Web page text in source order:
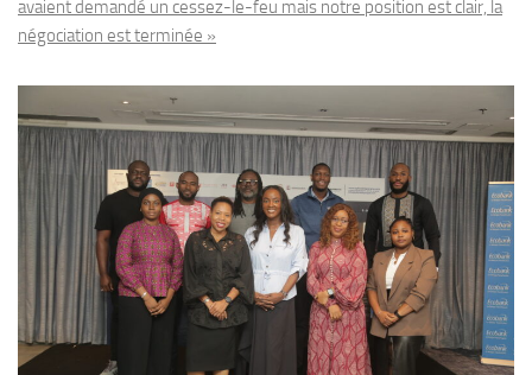
avaient demandé un cessez-le-feu mais notre position est clair, la
négociation est terminée »